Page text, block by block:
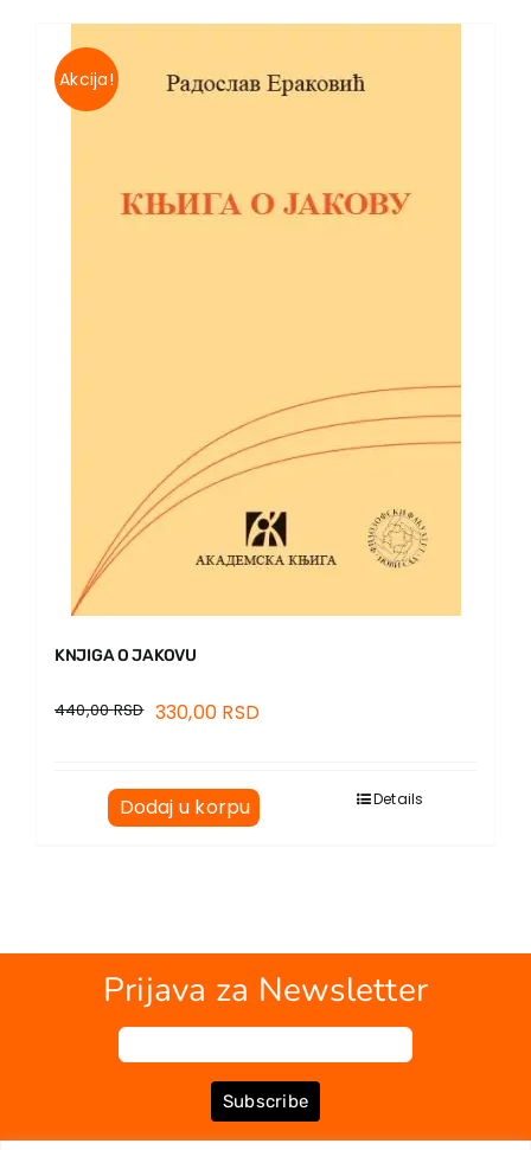
Akcija!
KNJIGA O JAKOVU
440,00RSD 330,00 RSD
Dodaj u korpu Details
Prijava za Newsletter
Subscribe